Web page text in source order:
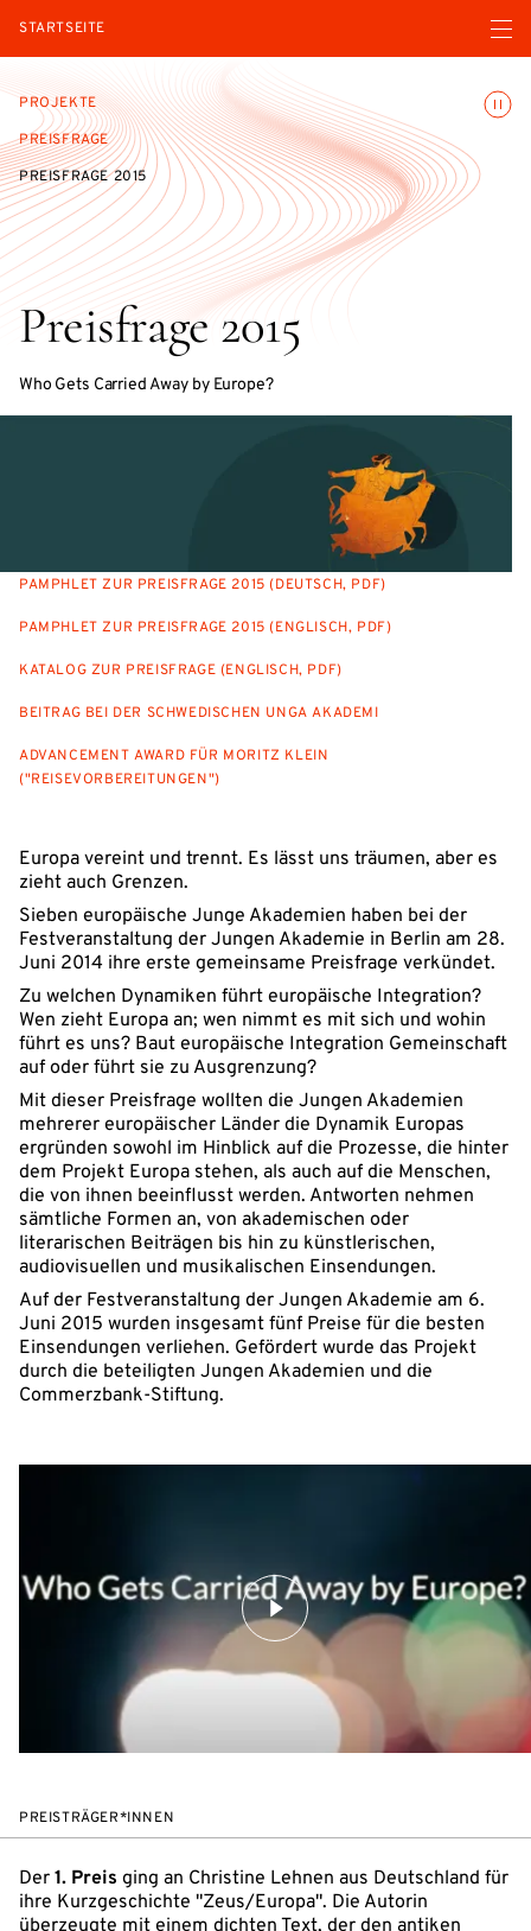
STARTSEITE Menü
PROJEKTE
PREISFRAGE
PREISFRAGE 2015
Preisfrage 2015
Who Gets Carried Away by Europe?
PAMPHLET ZUR PREISFRAGE 2015 (DEUTSCH, PDF)
PAMPHLET ZUR PREISFRAGE 2015 (ENGLISCH, PDF)
KATALOG ZUR PREISFRAGE (ENGLISCH, PDF)
BEITRAG BEI DER SCHWEDISCHEN UNGA AKADEMI
ADVANCEMENT AWARD FÜR MORITZ KLEIN
("REISEVORBEREITUNGEN")
Europa vereint und trennt. Es lässt uns träumen, aber es
zieht auch Grenzen.
Sieben europäische Junge Akademien haben bei der
Festveranstaltung der Jungen Akademie in Berlin am 28.
Juni 2014 ihre erste gemeinsame Preisfrage verkündet.
Zu welchen Dynamiken führt europäische Integration?
Wen zieht Europa an; wen nimmt es mit sich und wohin
führt es uns? Baut europäische Integration Gemeinschaft
auf oder führt sie zu Ausgrenzung?
Mit dieser Preisfrage wollten die Jungen Akademien
mehrerer europäischer Länder die Dynamik Europas
ergründen sowohl im Hinblick auf die Prozesse, die hinter
dem Projekt Europa stehen, als auch auf die Menschen,
die von ihnen beeinflusst werden. Antworten nehmen
sämtliche Formen an, von akademischen oder
literarischen Beiträgen bis hin zu künstlerischen,
audiovisuellen und musikalischen Einsendungen.
Auf der Festveranstaltung der Jungen Akademie am 6.
Juni 2015 wurden insgesamt fünf Preise für die besten
Einsendungen verliehen. Gefördert wurde das Projekt
durch die beteiligten Jungen Akademien und die
Commerzbank-Stiftung.
PREISTRÄGER*INNEN
Der 1. Preis ging an Christine Lehnen aus Deutschland für
ihre Kurzgeschichte "Zeus/Europa". Die Autorin
überzeugte mit einem dichten Text, der den antiken